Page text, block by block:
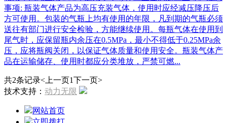
事项: 瓶装气体产品为高压充装气体，使用时应经减压降压后
方可使用。包装的气瓶上均有使用的年限，凡到期的气瓶必须
送往有部门进行安全检验，方能继续使用。每瓶气体在使用到
尾气时，应保留瓶内余压在0.5MPa，最小不得低于0.25MPa余
压，应将瓶阀关闭，以保证气体质量和使用安全。瓶装气体产
品在运输储存、使用时都应分类堆放，严禁可燃...
共2条记录<上一页1下一页>
技术支持： 动力无限
网站首页